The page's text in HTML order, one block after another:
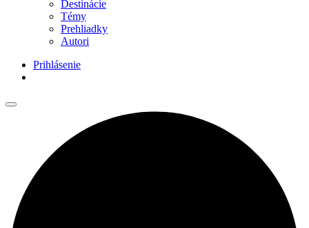
Destinácie
Témy
Prehliadky
Autori
Prihlásenie